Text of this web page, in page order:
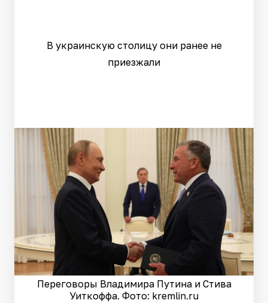
В украинскую столицу они ранее не
приезжали
Переговоры Владимира Путина и Стива
Уиткоффа. Фото: kremlin.ru